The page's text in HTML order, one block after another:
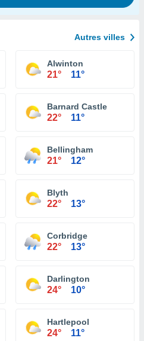
Autres villes
Alwinton
21° 11°
Barnard Castle
22° 11°
Bellingham
21° 12°
Blyth
22° 13°
Corbridge
22° 13°
Darlington
24° 10°
Hartlepool
24° 11°